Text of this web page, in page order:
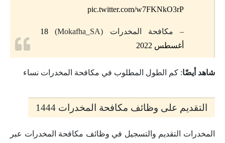
pic.twitter.com/w7FKNkO3rP
– مكافحة المخدرات (Mokafha_SA)
18
أغسطس 2022
شاهد أيضًا: كم الطول المطلوب في مكافحة المخدرات نساء
التقديم على وظائف مكافحة المخدرات 1444
المخدرات التقديم والتسجيل في وظائف مكافحة المخدرات عبر